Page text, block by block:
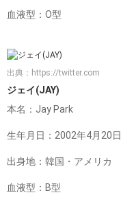
血液型：O型
出典： https://twitter.com
ジェイ(JAY)
本名：Jay Park
生年月日：2002年4月20日
出身地：韓国・アメリカ
血液型：B型